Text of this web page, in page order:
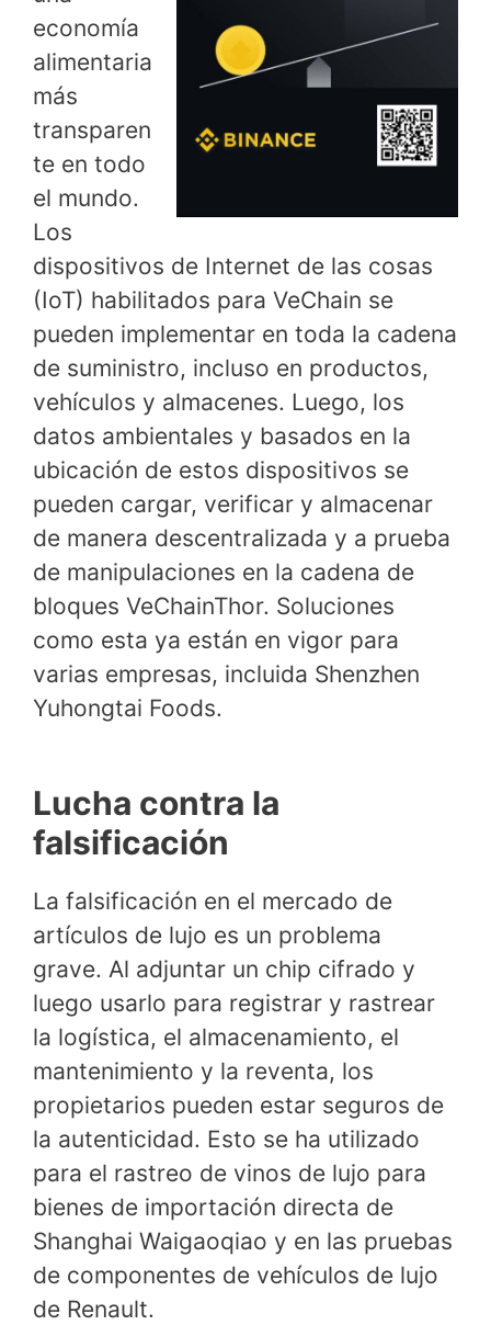
economía
alimentaria
más
transparen
te en todo
el mundo.
Los
dispositivos de Internet de las cosas
(IoT) habilitados para VeChain se
pueden implementar en toda la cadena
de suministro, incluso en productos,
vehículos y almacenes. Luego, los
datos ambientales y basados ​​en la
ubicación de estos dispositivos se
pueden cargar, verificar y almacenar
de manera descentralizada y a prueba
de manipulaciones en la cadena de
bloques VeChainThor. Soluciones
como esta ya están en vigor para
varias empresas, incluida Shenzhen
Yuhongtai Foods.
Lucha contra la
falsificación
La falsificación en el mercado de
artículos de lujo es un problema
grave. Al adjuntar un chip cifrado y
luego usarlo para registrar y rastrear
la logística, el almacenamiento, el
mantenimiento y la reventa, los
propietarios pueden estar seguros de
la autenticidad. Esto se ha utilizado
para el rastreo de vinos de lujo para
bienes de importación directa de
Shanghai Waigaoqiao y en las pruebas
de componentes de vehículos de lujo
de Renault.